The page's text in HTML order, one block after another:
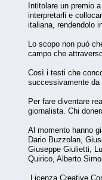
Intitolare un premio
interpretarli e
italiana, rendendolo
Lo scopo non può
campo che
Così i testi che
successivamente da
Per fare diventare
giornalista. Chi
Al momento hanno
Dario Buzzolan,
Giuseppe Giulietti,
Quirico, Alberto
Licenza Creative